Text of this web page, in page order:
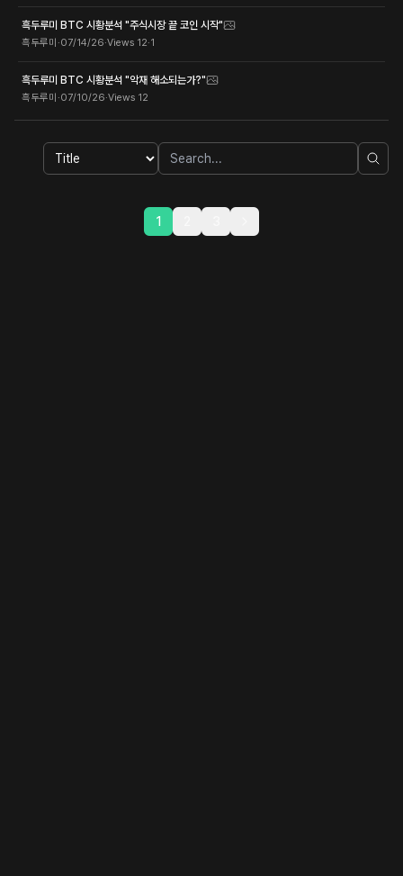
흑두루미 BTC 시황분석 "주식시장 끝 코인 시작"
흑두루미 ·07/14/26·Views 12·1
흑두루미 BTC 시황분석 "악재 해소되는가?"
흑두루미 ·07/10/26·Views 12
1